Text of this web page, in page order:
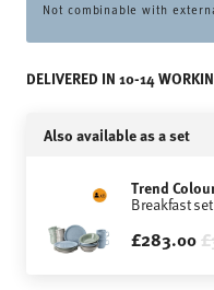
Not combinable with
DELIVERED IN 10-14
Also available as a set
Trend
Breakfast
£283.00